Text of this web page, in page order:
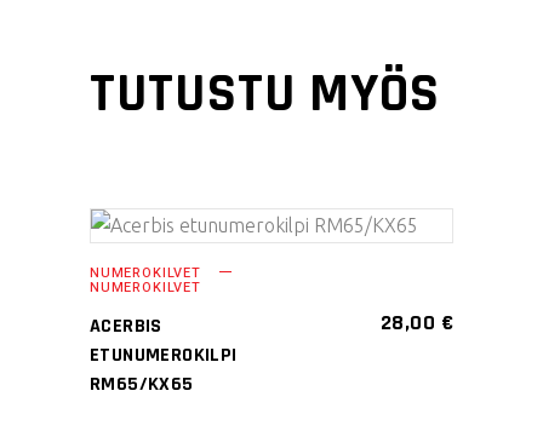
TUTUSTU MYÖS
LISÄÄ OSTOSKORIIN
NUMEROKILVET
NUMEROKILVET
ACERBIS
ETUNUMEROKILPI
RM65/KX65
28,00 €